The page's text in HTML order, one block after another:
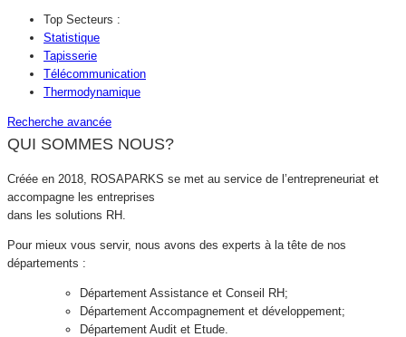
Top Secteurs :
Statistique
Tapisserie
Télécommunication
Thermodynamique
Recherche avancée
QUI SOMMES NOUS?
Créée en 2018, ROSAPARKS se met au service de l’entrepreneuriat et
accompagne les entreprises
dans les solutions RH.
Pour mieux vous servir, nous avons des experts à la tête de nos
départements :
Département Assistance et Conseil RH;
Département Accompagnement et développement;
Département Audit et Etude.